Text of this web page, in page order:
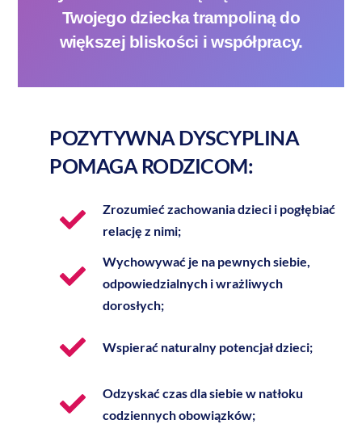
Twojego dziecka trampoliną do
większej bliskości i współpracy.
POZYTYWNA DYSCYPLINA
POMAGA RODZICOM:
Zrozumieć zachowania dzieci i pogłębiać
relację z nimi;
Wychowywać je na pewnych siebie,
odpowiedzialnych i wrażliwych
dorosłych;
Wspierać naturalny potencjał dzieci;
Odzyskać czas dla siebie w natłoku
codziennych obowiązków;